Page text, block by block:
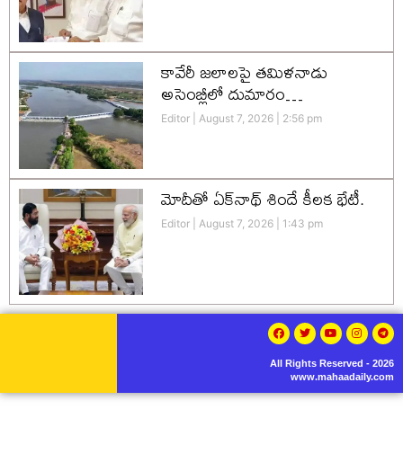
కావేరీ జలాలపై తమిళనాడు
అసెంబ్లీలో దుమారం…
Editor August 7, 2026 2:56 pm
మోదీతో ఏక్‌నాథ్ శిందే కీలక భేటీ.
Editor August 7, 2026 1:43 pm
All Rights Reserved - 2026
www.mahaadaily.com